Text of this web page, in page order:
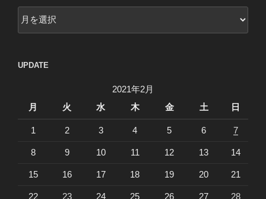
UPDATE
2021年2月
月
火 水 木 金 土 日
1 2 3 4 5 6 7
8 9 10 11 12 13 14
15 16 17 18 19 20 21
22 23 24 25 26 27 28